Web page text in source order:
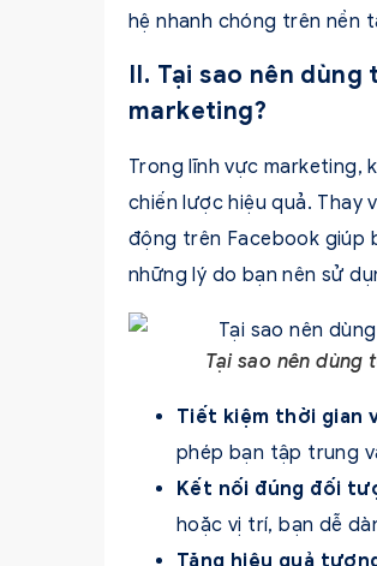
hệ nhanh chóng trên nền
II. Tại sao nên
marketing?
Trong lĩnh vực marketing,
chiến lược hiệu quả.
động trên Facebook giúp
những lý do bạn nên sử
Tại sao nên
Tiết kiệm thời gian
phép bạn tập trung
Kết nối đúng đối
hoặc vị trí, bạn dễ
Tăng hiệu quả